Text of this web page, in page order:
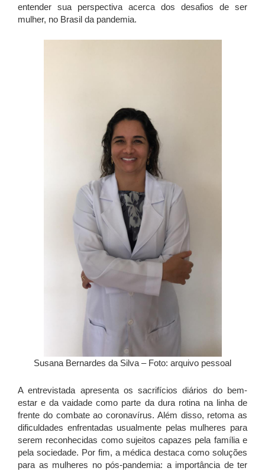
entender sua perspectiva acerca dos desafios de ser
mulher, no Brasil da pandemia.
Susana Bernardes da Silva – Foto: arquivo pessoal
A entrevistada apresenta os sacrifícios diários do bem-
estar e da vaidade como parte da dura rotina na linha de
frente do combate ao coronavírus. Além disso, retoma as
dificuldades enfrentadas usualmente pelas mulheres para
serem reconhecidas como sujeitos capazes pela família e
pela sociedade. Por fim, a médica destaca como soluções
para as mulheres no pós-pandemia: a importância de ter